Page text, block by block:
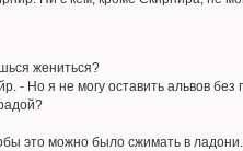
жениться?
- Но я не могу оставить альвов без
это можно было сжимать в